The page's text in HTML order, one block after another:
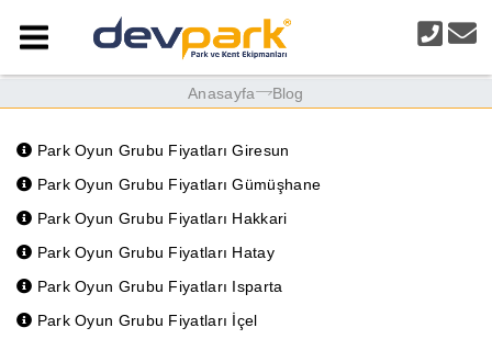
Anasayfa Blog
Park Oyun Grubu Fiyatları Giresun
Park Oyun Grubu Fiyatları Gümüşhane
Park Oyun Grubu Fiyatları Hakkari
Park Oyun Grubu Fiyatları Hatay
Park Oyun Grubu Fiyatları Isparta
Park Oyun Grubu Fiyatları İçel